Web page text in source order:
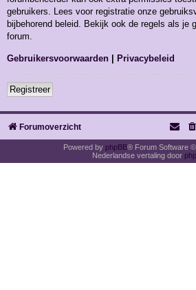
gebruikers. Lees voor registratie onze
bijbehorend beleid. Bekijk ook de regels als je
forum.
Gebruikersvoorwaarden | Privacybeleid
Registreer
Forumoverzicht
Powered by phpBB® Forum Software ©
Nederlandse vertaling door